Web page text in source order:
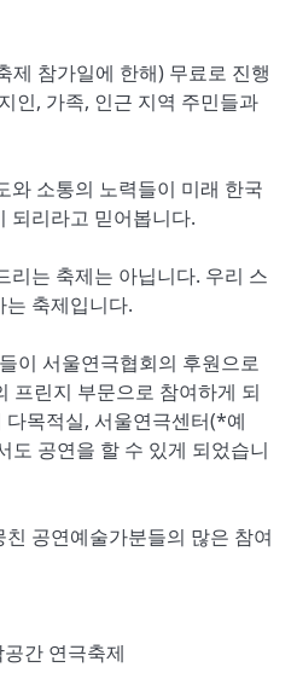
제 참가일에 한해) 무료로 진행
인, 가족, 인근 지역 주민들과
와 소통의 노력들이 미래 한국
되리라고 믿어봅니다.
리는 축제는 아닙니다. 우리 스
축제입니다.
이 서울연극협회의 후원으로
프린지 부문으로 참여하게 되
목적실, 서울연극센터(*예
도 공연을 할 수 있게 되었습니
공연예술가분들의 많은 참여
간 연극축제